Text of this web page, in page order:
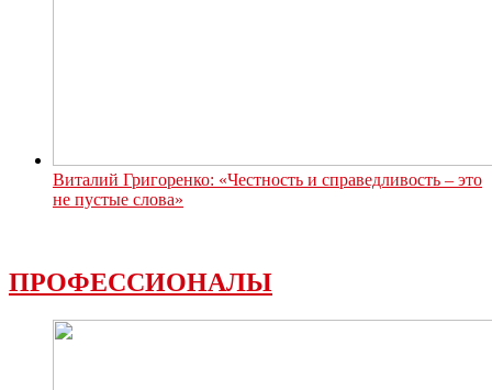
Виталий Григоренко: «Честность и справедливость – это
не пустые слова»
ПРОФЕССИОНАЛЫ